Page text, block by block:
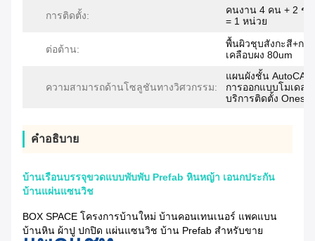
การติดตั้ง:
คนงาน 4 คน + 2 ชั่ว
= 1 หน่วย
ต่อต้าน:
พื้นผิวชุบสังกะสี+การ
เคลือบผง 80um
ความสามารถด้านโซลูชันทางวิศวกรรม:
แผนผังชั้น AutoCAD;
การออกแบบโมเดล
บริการติดตั้ง Onesite
คําอธิบาย
บ้านเรือนบรรจุขวดแบบพับพับ Prefab หินหญ้า เอนกประกัน
บ้านแผ่นแซนวิช
BOX SPACE โครงการบ้านใหม่ บ้านคอนเทนเนอร์ แพคแบน
บ้านหิน ผ้าปู ปกปิด แผ่นแซนวิช บ้าน Prefab สําหรับขาย